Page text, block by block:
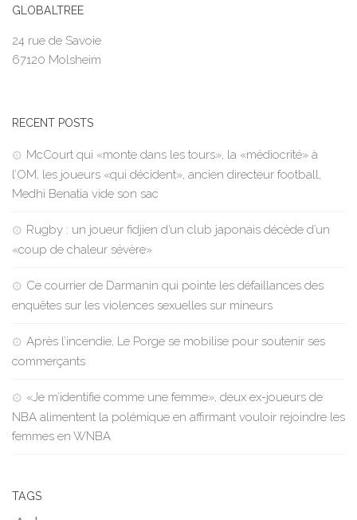
GLOBALTREE
24 rue de Savoie
67120 Molsheim
RECENT POSTS
McCourt qui «monte dans les tours», la «médiocrité» à
l’OM, les joueurs «qui décident», ancien directeur football,
Medhi Benatia vide son sac
Rugby : un joueur fidjien d’un club japonais décède d’un
«coup de chaleur sévère»
Ce courrier de Darmanin qui pointe les défaillances des
enquêtes sur les violences sexuelles sur mineurs
Après l’incendie, Le Porge se mobilise pour soutenir ses
commerçants
«Je m’identifie comme une femme», deux ex-joueurs de
NBA alimentent la polémique en affirmant vouloir rejoindre les
femmes en WNBA
TAGS